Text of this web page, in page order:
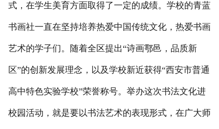
式，在学生美育方面取得了一定的成绩。学校的青蓝
书画社一直在坚持培养热爱中国传统文化，热爱书画
艺术的学子们。随着全区提出“诗画鄠邑，品质新
区”的创新发展理念，以及学校新近获得“西安市普通
高中特色实验学校”荣誉称号。举办这次书法文化进
校园活动，就是要以书法艺术的表现形式，在广大师